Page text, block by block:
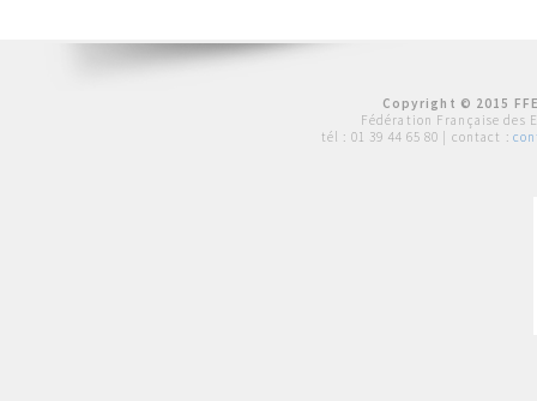
Copyright © 2015
Fédération Française des
tél : 01 39 44 65 80 | contact :